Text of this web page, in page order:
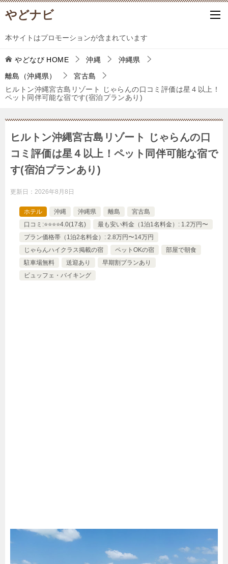
やどナビ
本サイトはプロモーションが含まれています
やどなび HOME 沖縄
沖縄県
離島（沖縄県）
宮古島
ヒルトン沖縄宮古島リゾート じゃらんの口コミ評価は星４以上！
ペット同伴可能な宿です(宿泊プランあり)
ヒルトン沖縄宮古島リゾート じゃらんの口
コミ評価は星４以上！ペット同伴可能な宿で
す(宿泊プランあり)
更新日： 2026年8月8日
ホテル 沖縄 沖縄県 離島
宮古島
口コミ:⭐️⭐️⭐️⭐️4.0(17名)
最も安い料金（1泊1名料金）: 1.2万円〜
プラン価格帯（1泊2名料金）: 2.8万円〜14万円
じゃらんハイクラス掲載の宿
ペットOKの宿
部屋で朝食
駐車場無料
送迎あり
早期割プランあり
ビュッフェ・バイキング